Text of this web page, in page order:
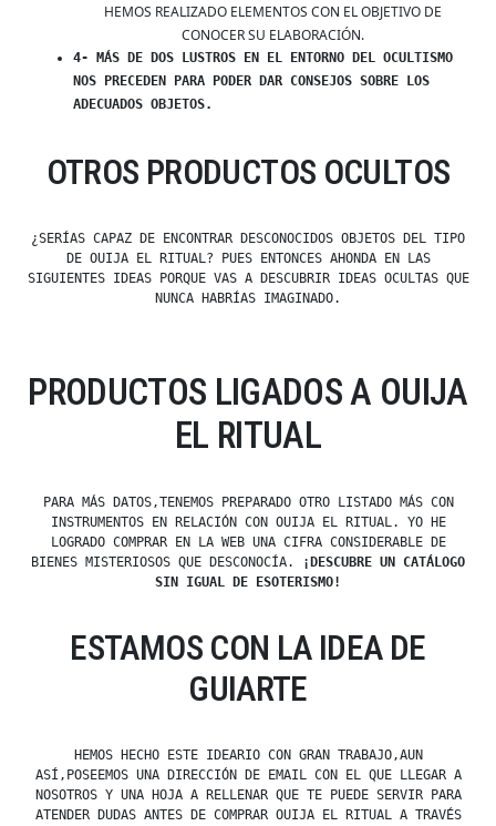
HEMOS REALIZADO ELEMENTOS CON EL OBJETIVO DE
CONOCER SU ELABORACIÓN.
4- MÁS DE DOS LUSTROS EN EL ENTORNO DEL OCULTISMO
NOS PRECEDEN PARA PODER DAR CONSEJOS SOBRE LOS
ADECUADOS OBJETOS.
OTROS PRODUCTOS OCULTOS
¿SERÍAS CAPAZ DE ENCONTRAR DESCONOCIDOS OBJETOS DEL TIPO
DE OUIJA EL RITUAL? PUES ENTONCES AHONDA EN LAS
SIGUIENTES IDEAS PORQUE VAS A DESCUBRIR IDEAS OCULTAS QUE
NUNCA HABRÍAS IMAGINADO.
PRODUCTOS LIGADOS A OUIJA
EL RITUAL
PARA MÁS DATOS,TENEMOS PREPARADO OTRO LISTADO MÁS CON
INSTRUMENTOS EN RELACIÓN CON OUIJA EL RITUAL. YO HE
LOGRADO COMPRAR EN LA WEB UNA CIFRA CONSIDERABLE DE
BIENES MISTERIOSOS QUE DESCONOCÍA.
¡DESCUBRE UN CATÁLOGO
SIN IGUAL DE ESOTERISMO!
ESTAMOS CON LA IDEA DE
GUIARTE
HEMOS HECHO ESTE IDEARIO CON GRAN TRABAJO,AUN
ASÍ,POSEEMOS UNA DIRECCIÓN DE EMAIL CON EL QUE LLEGAR A
NOSOTROS Y UNA HOJA A RELLENAR QUE TE PUEDE SERVIR PARA
ATENDER DUDAS ANTES DE COMPRAR OUIJA EL RITUAL A TRAVÉS